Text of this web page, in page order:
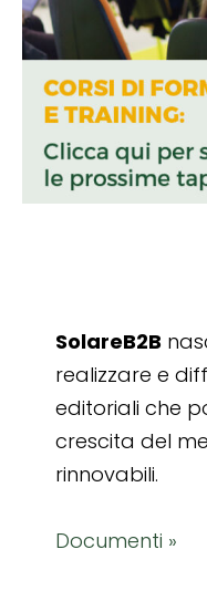
SolareB2B
realizzare e
editoriali che
crescita del
rinnovabili.
Documenti »